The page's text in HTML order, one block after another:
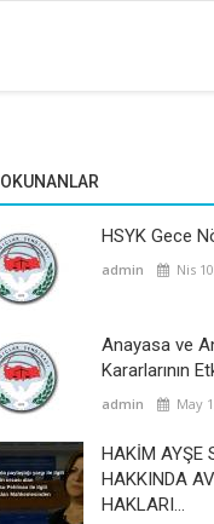
HSYK Gece
admin Nis
Anayasa ve
Kararlarının
admin May
HAKİM AYŞE
HAKKINDA
HAKLARI...